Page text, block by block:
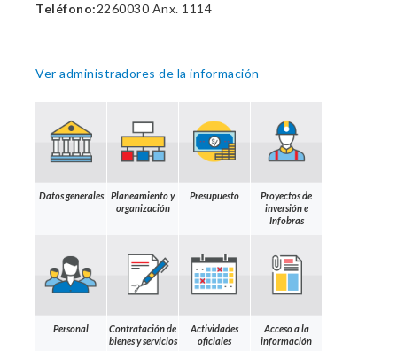
Teléfono:2260030 Anx. 1114
Ver administradores de la información
Datos generales
Planeamiento y
organización
Presupuesto
Proyectos de
inversión e
Infobras
Personal
Contratación de
bienes y servicios
Actividades
oficiales
Acceso a la
información